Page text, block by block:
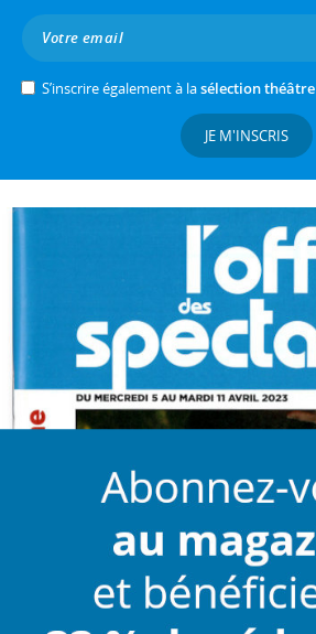
S’inscrire également à lasélection théâtre
JE M'INSCRIS